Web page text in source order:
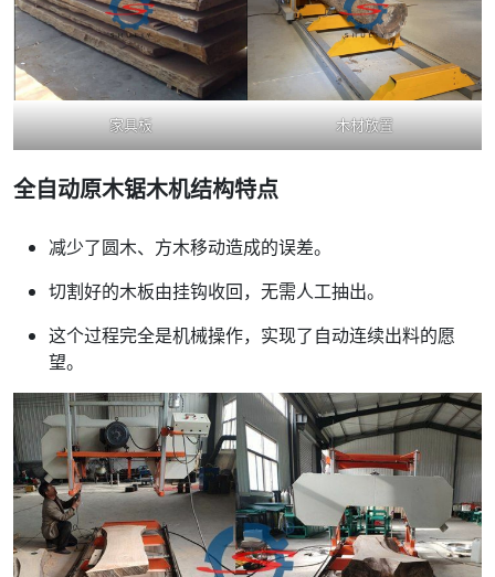
家具板 木材放置
全自动原木锯木机结构特点
减少了圆木、方木移动造成的误差。
切割好的木板由挂钩收回，无需人工抽出。
这个过程完全是机械操作，实现了自动连续出料的愿
望。